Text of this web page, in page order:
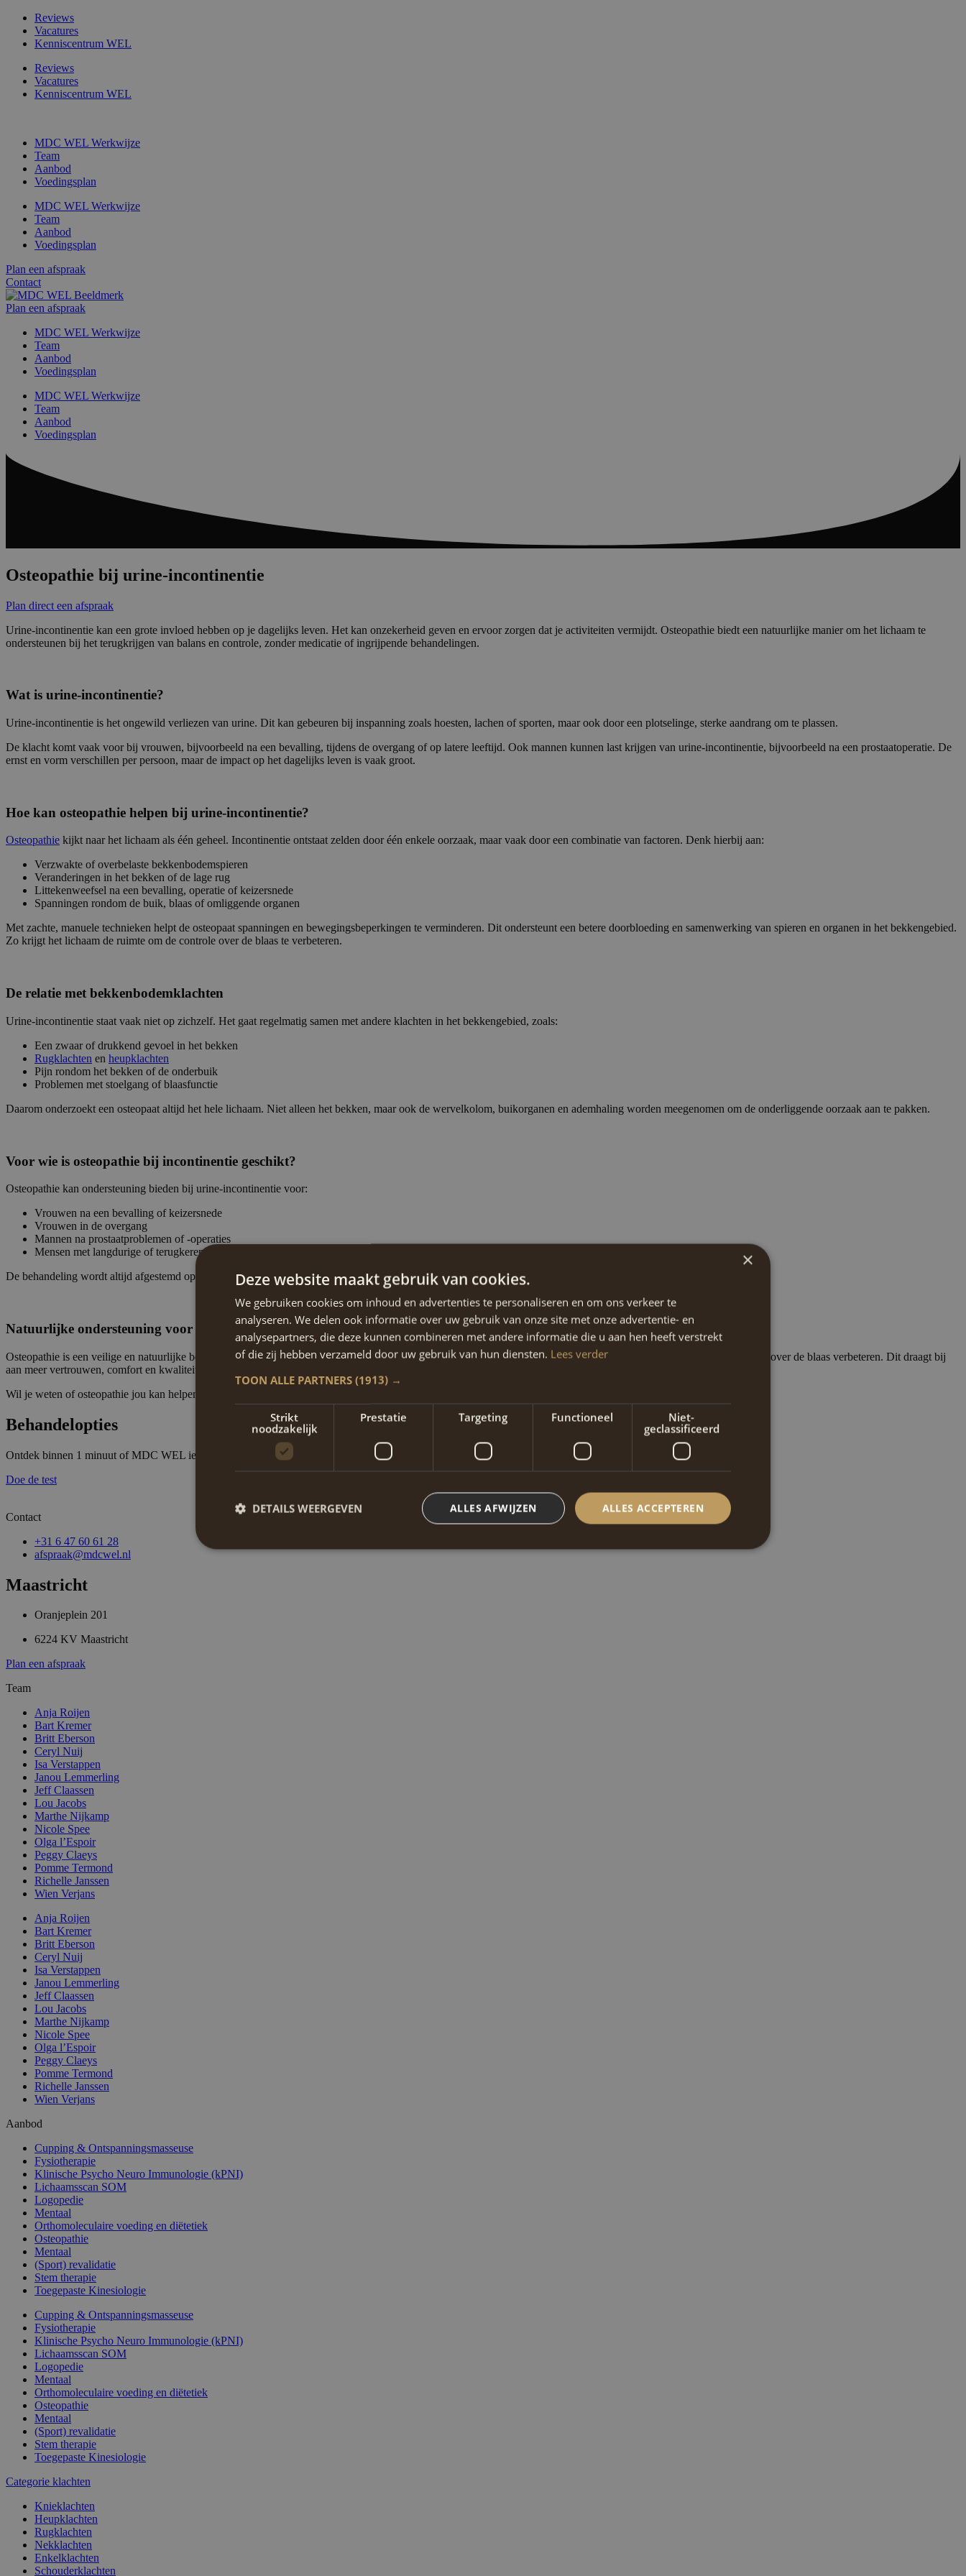
naar
Reviews
Vacatures
Kenniscentrum WEL
Reviews
Vacatures
Kenniscentrum WEL
MDC WEL Werkwijze
Team
Aanbod
Voedingsplan
MDC WEL Werkwijze
Team
Aanbod
Voedingsplan
Plan een afspraak
Contact
Plan een afspraak
MDC WEL Werkwijze
Team
Aanbod
Voedingsplan
MDC WEL Werkwijze
Team
Aanbod
Voedingsplan
Osteopathie bij urine-incontinentie
Plan direct een afspraak
Urine-incontinentie kan een grote invloed hebben op je dagelijks leven. Het kan onzekerheid geven en ervoor zorgen dat je activiteiten vermijdt. Osteopathie biedt een natuurlijke manier om het lichaam te
ondersteunen bij het terugkrijgen van balans en controle, zonder medicatie of ingrijpende behandelingen.
Wat is urine-incontinentie?
Urine-incontinentie is het ongewild verliezen van urine. Dit kan gebeuren bij inspanning zoals hoesten, lachen of sporten, maar ook door een plotselinge, sterke aandrang om te plassen.
De klacht komt vaak voor bij vrouwen, bijvoorbeeld na een bevalling, tijdens de overgang of op latere leeftijd. Ook mannen kunnen last krijgen van urine-incontinentie, bijvoorbeeld na een prostaatoperatie. De
ernst en vorm verschillen per persoon, maar de impact op het dagelijks leven is vaak groot.
Hoe kan osteopathie helpen bij urine-incontinentie?
Osteopathie kijkt naar het lichaam als één geheel. Incontinentie ontstaat zelden door één enkele oorzaak, maar vaak door een combinatie van factoren. Denk hierbij aan:
Verzwakte of overbelaste bekkenbodemspieren
Veranderingen in het bekken of de lage rug
Littekenweefsel na een bevalling, operatie of keizersnede
Spanningen rondom de buik, blaas of omliggende organen
Met zachte, manuele technieken helpt de osteopaat spanningen en bewegingsbeperkingen te verminderen. Dit ondersteunt een betere doorbloeding en samenwerking van spieren en organen in het bekkengebied.
Zo krijgt het lichaam de ruimte om de controle over de blaas te verbeteren.
De relatie met bekkenbodemklachten
Urine-incontinentie staat vaak niet op zichzelf. Het gaat regelmatig samen met andere klachten in het bekkengebied, zoals:
Een zwaar of drukkend gevoel in het bekken
Rugklachten en heupklachten
Pijn rondom het bekken of de onderbuik
Problemen met stoelgang of blaasfunctie
Daarom onderzoekt een osteopaat altijd het hele lichaam. Niet alleen het bekken, maar ook de wervelkolom, buikorganen en ademhaling worden meegenomen om de onderliggende oorzaak aan te pakken.
Voor wie is osteopathie bij incontinentie geschikt?
Osteopathie kan ondersteuning bieden bij urine-incontinentie voor:
Vrouwen na een bevalling of keizersnede
Vrouwen in de overgang
Mannen na prostaatproblemen of -operaties
Mensen met langdurige of terugkerende incontinentieklachten
De behandeling wordt altijd afgestemd op jouw situatie en klachten.
Natuurlijke ondersteuning voor meer controle
Osteopathie is een veilige en natuurlijke behandelmethode bij urine-incontinentie. Door het herstellen van balans in het bekken en omliggende structuren kan de controle over de blaas verbeteren. Dit draagt bij
aan meer vertrouwen, comfort en kwaliteit van leven.
Wil je weten of osteopathie jou kan helpen bij urine-incontinentie? Dan is een persoonlijk consult een goede eerste stap.
Behandelopties
Ontdek binnen 1 minuut of MDC WEL iets voor u kan betekenen door middel van een korte vragenlijst.
Doe de test
Contact
+31 6 47 60 61 28
afspraak@mdcwel.nl
Maastricht
Oranjeplein 201
6224 KV Maastricht
Plan een afspraak
Team
Anja Roijen
Bart Kremer
Britt Eberson
Ceryl Nuij
Isa Verstappen
Janou Lemmerling
Jeff Claassen
Lou Jacobs
Marthe Nijkamp
Nicole Spee
Olga l’Espoir
Peggy Claeys
Pomme Termond
Richelle Janssen
Wien Verjans
Anja Roijen
Bart Kremer
Britt Eberson
Ceryl Nuij
Isa Verstappen
Janou Lemmerling
Jeff Claassen
Lou Jacobs
Marthe Nijkamp
Nicole Spee
Olga l’Espoir
Peggy Claeys
Pomme Termond
Richelle Janssen
Wien Verjans
Aanbod
Cupping & Ontspanningsmasseuse
Fysiotherapie
Klinische Psycho Neuro Immunologie (kPNI)
Lichaamsscan SOM
Logopedie
Mentaal
Orthomoleculaire voeding en diëtetiek
Osteopathie
Mentaal
(Sport) revalidatie
Stem therapie
Toegepaste Kinesiologie
Cupping & Ontspanningsmasseuse
Fysiotherapie
Klinische Psycho Neuro Immunologie (kPNI)
Lichaamsscan SOM
Logopedie
Mentaal
Orthomoleculaire voeding en diëtetiek
Osteopathie
Mentaal
(Sport) revalidatie
Stem therapie
Toegepaste Kinesiologie
Categorie klachten
Knieklachten
Heupklachten
Rugklachten
Nekklachten
Enkelklachten
Schouderklachten
×
Deze website maakt gebruik van cookies.
We gebruiken cookies om inhoud en advertenties te personaliseren en om ons verkeer te
analyseren. We delen ook informatie over uw gebruik van onze site met onze advertentie- en
analysepartners, die deze kunnen combineren met andere informatie die u aan hen heeft verstrekt
of die zij hebben verzameld door uw gebruik van hun diensten. Lees verder
TOON ALLE PARTNERS (1913) →
Strikt
noodzakelijk
Prestatie Targeting Functioneel
Niet-
geclassificeerd
ALLES ACCEPTEREN
ALLES AFWIJZEN
DETAILS WEERGEVEN